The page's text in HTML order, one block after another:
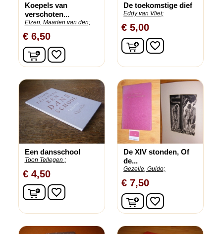
Koepels van
verschoten...
Elzen, Maarten van den;
€ 6,50
In winkelwagen
favorite_border
De toekomstige dief
Eddy van Vliet;
€ 5,00
In winkelwagen
favorite_border
Een dansschool
Toon Tellegen ;
€ 4,50
In winkelwagen
favorite_border
De XIV stonden, Of
de...
Gezelle, Guido;
€ 7,50
In winkelwagen
favorite_border